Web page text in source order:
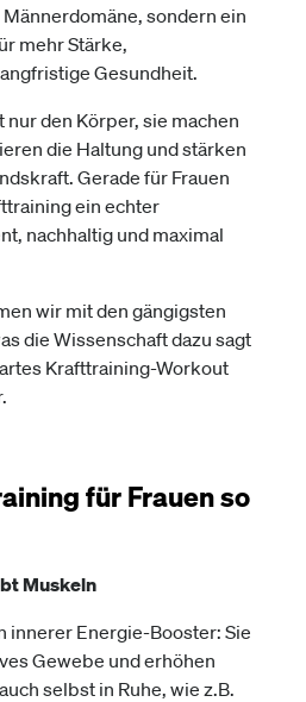
sondern ein
mehr Stärke,
Gesundheit.
den Körper, sie machen
die Haltung und stärken
Gerade für Frauen
ein echter
nachhaltig und maximal
wir mit den gängigsten
die Wissenschaft dazu sagt
Krafttraining-Workout
für Frauen so
Muskeln
innerer Energie-Booster: Sie
Gewebe und erhöhen
selbst in Ruhe, wie z.B.